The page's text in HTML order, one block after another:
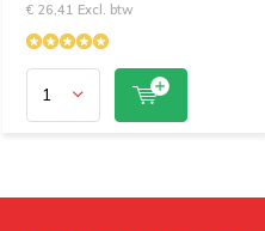
€ 26,41 Excl. btw